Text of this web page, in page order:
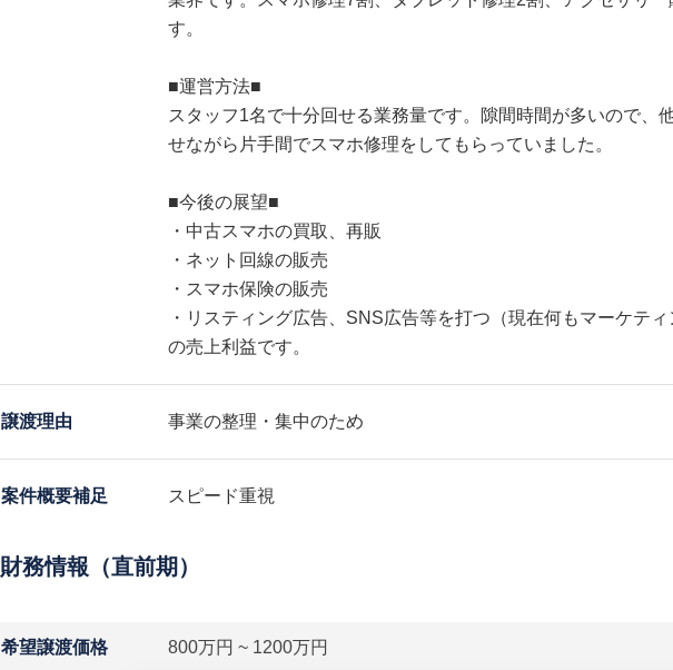
す。
■運営方法■
スタッフ1名で十分回せる業務量です。隙間時間が多いので、
せながら片手間でスマホ修理をしてもらっていました。
■今後の展望■
・中古スマホの買取、再販
・ネット回線の販売
・スマホ保険の販売
・リスティング広告、SNS広告等を打つ（現在何もマーケテ
の売上利益です。
譲渡理由 事業の整理・集中のため
案件概要補足 スピード重視
財務情報（直前期）
希望譲渡価格 800万円 ~ 1200万円